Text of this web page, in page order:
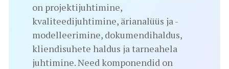
on projektijuhtimine,
kvaliteedijuhtimine, ärianalüüs ja -
modelleerimine, dokumendihaldus,
kliendisuhete haldus ja tarneahela
juhtimine. Need komponendid on